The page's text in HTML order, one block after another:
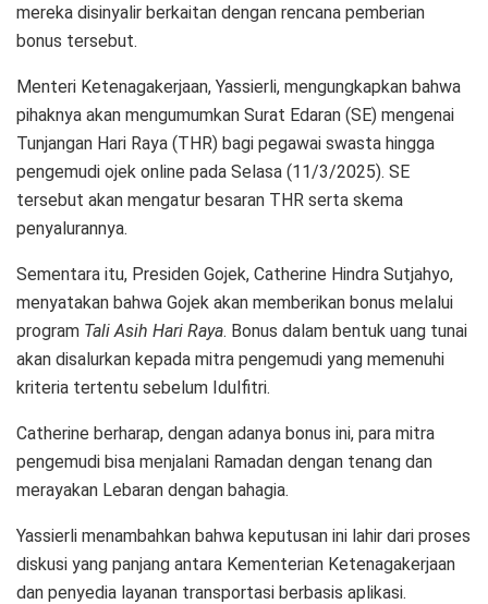
mereka disinyalir berkaitan dengan rencana pemberian
bonus tersebut.
Menteri Ketenagakerjaan, Yassierli, mengungkapkan bahwa
pihaknya akan mengumumkan Surat Edaran (SE) mengenai
Tunjangan Hari Raya (THR) bagi pegawai swasta hingga
pengemudi ojek online pada Selasa (11/3/2025). SE
tersebut akan mengatur besaran THR serta skema
penyalurannya.
Sementara itu, Presiden Gojek, Catherine Hindra Sutjahyo,
menyatakan bahwa Gojek akan memberikan bonus melalui
program Tali Asih Hari Raya. Bonus dalam bentuk uang tunai
akan disalurkan kepada mitra pengemudi yang memenuhi
kriteria tertentu sebelum Idulfitri.
Catherine berharap, dengan adanya bonus ini, para mitra
pengemudi bisa menjalani Ramadan dengan tenang dan
merayakan Lebaran dengan bahagia.
Yassierli menambahkan bahwa keputusan ini lahir dari proses
diskusi yang panjang antara Kementerian Ketenagakerjaan
dan penyedia layanan transportasi berbasis aplikasi.